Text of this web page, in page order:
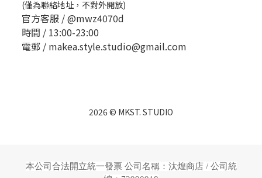
(僅為聯絡地址，不對外開放)
官方客服 /@mwz4070d
時間 / 13:00-23:00
電郵 / makea.style.studio@gmail.com
2026 © MKST. STUDIO
本公司合法開立統一發票 公司名稱：汰煌商店 / 公司統